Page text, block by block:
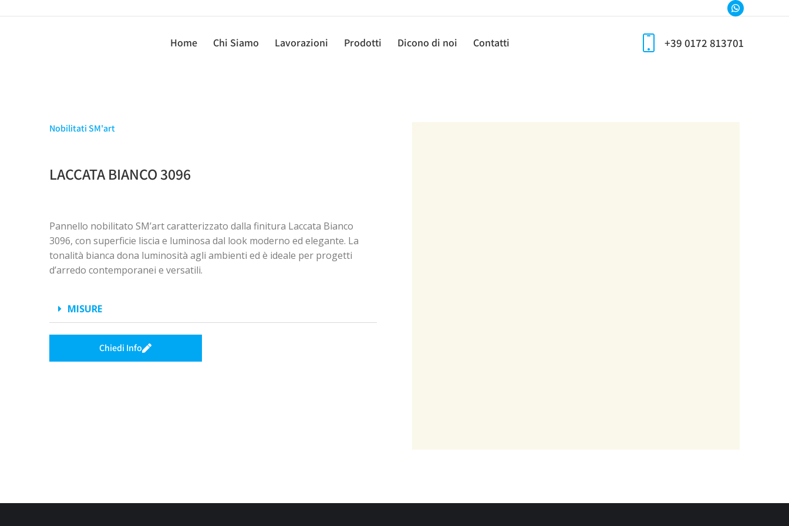
Home Chi Siamo Lavorazioni Prodotti Dicono di noi Contatti +39 0172 813701
Nobilitati SM'art
LACCATA BIANCO 3096
Pannello nobilitato SM’art caratterizzato dalla finitura Laccata Bianco
3096, con superficie liscia e luminosa dal look moderno ed elegante. La
tonalità bianca dona luminosità agli ambienti ed è ideale per progetti
d’arredo contemporanei e versatili.
MISURE
Chiedi Info